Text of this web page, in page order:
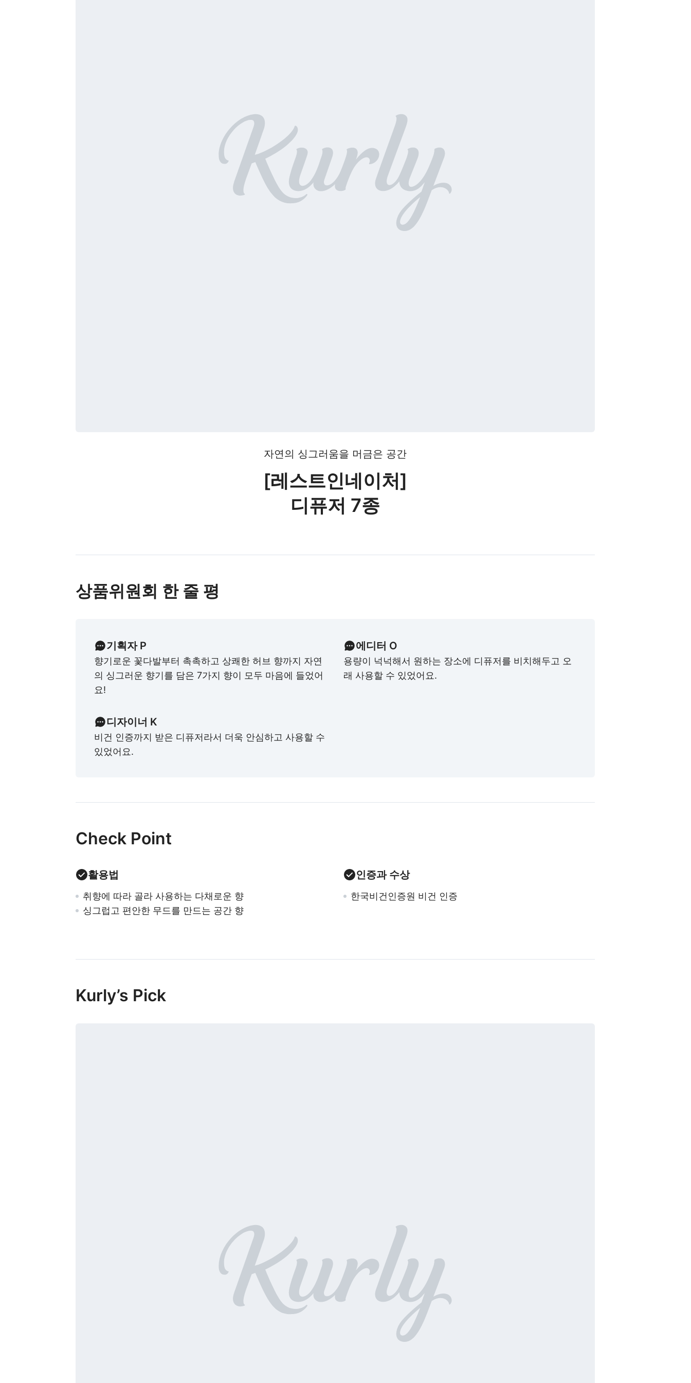
자연의 싱그러움을 머금은 공간
[레스트인네이처]
디퓨저 7종
상품위원회 한 줄 평
기획자 P
향기로운 꽃다발부터 촉촉하고 상쾌한 허브 향까지 자연
의 싱그러운 향기를 담은 7가지 향이 모두 마음에 들었어
요!
에디터 O
용량이 넉넉해서 원하는 장소에 디퓨저를 비치해두고 오
래 사용할 수 있었어요.
디자이너 K
비건 인증까지 받은 디퓨저라서 더욱 안심하고 사용할 수
있었어요.
Check Point
활용법
취향에 따라 골라 사용하는 다채로운 향
싱그럽고 편안한 무드를 만드는 공간 향
인증과 수상
한국비건인증원 비건 인증
Kurly’s Pick